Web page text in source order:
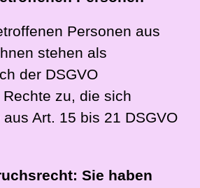
Personen aus
stehen als
der DSGVO
zu, die sich
Art. 15 bis 21 DSGVO
Sie haben